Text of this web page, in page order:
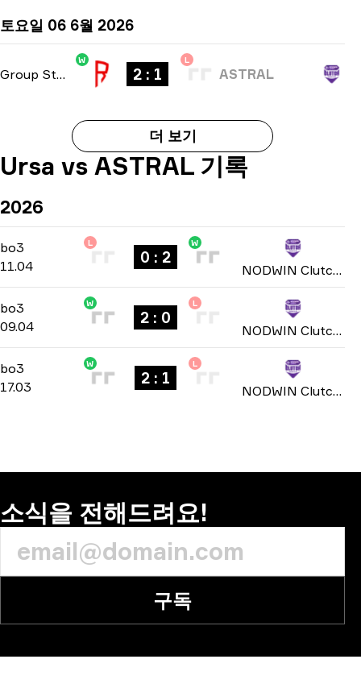
토요일 06 6월 2026
Group Stage bo3
W
2 : 1
L
ASTRAL
더 보기
Ursa vs ASTRAL 기록
2026
bo3 Play-In Group D
bo3
11.04
L
0 : 2
W
NODWIN Clutch Series: Season 7 2026
bo3 Play-In Group D
bo3
09.04
W
2 : 0
L
NODWIN Clutch Series: Season 7 2026
bo3 Group Stage
bo3
17.03
W
2 : 1
L
NODWIN Clutch Series: Season 6 2026
소식을 전해드려요!
구독